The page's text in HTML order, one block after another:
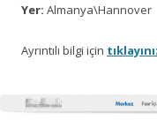
Yer: Almanya\Hannover
Ayrıntılı bilgi için